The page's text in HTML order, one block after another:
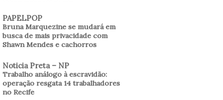
PAPELPOP
Bruna Marquezine se mudará em
busca de mais privacidade com
Shawn Mendes e cachorros
Noticia Preta – NP
Trabalho análogo à escravidão:
operação resgata 14 trabalhadores
no Recife